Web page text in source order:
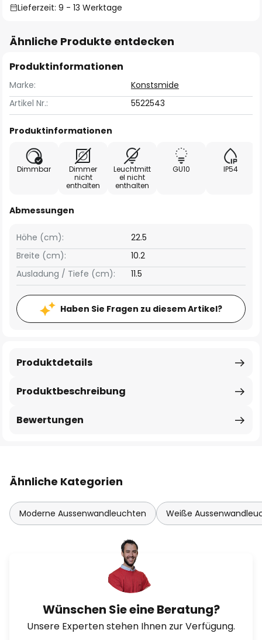
Lieferzeit: 9 - 13 Werktage
Ähnliche Produkte entdecken
Produktinformationen
Marke:
Konstsmide
Artikel Nr.:
5522543
Produktinformationen
Dimmbar
Dimmer
nicht
enthalten
Leuchtmitt
el nicht
enthalten
GU10 IP54
Abmessungen
Breite (cm): 10.2
Höhe (cm): 22.5
Ausladung / Tiefe (cm): 11.5
Haben Sie Fragen zu diesem Artikel?
Produktbeschreibung
Produktdetails
Bewertungen
Ähnliche Kategorien
Moderne Aussenwandleuchten Weiße
Wünschen Sie eine Beratung?
Unsere Experten stehen Ihnen zur Verfügung.